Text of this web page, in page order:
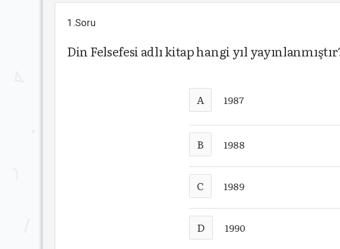
1.Soru
Din Felsefesi adlı kitap hangi yıl
A 1987
B 1988
C 1989
D 1990